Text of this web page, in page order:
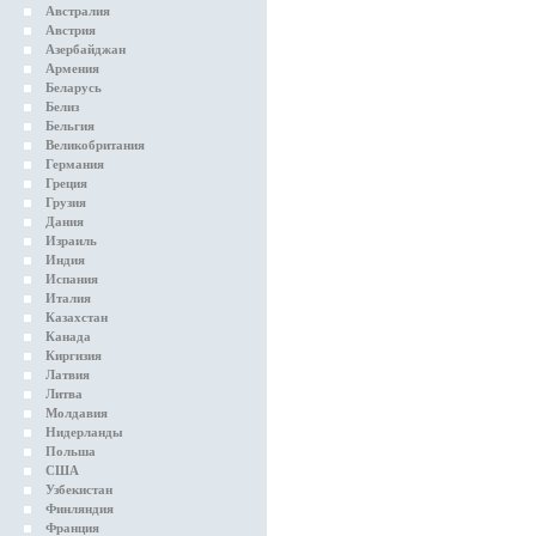
Австралия
Австрия
Азербайджан
Армения
Беларусь
Белиз
Бельгия
Великобритания
Германия
Греция
Грузия
Дания
Израиль
Индия
Испания
Италия
Казахстан
Канада
Киргизия
Латвия
Литва
Молдавия
Нидерланды
Польша
США
Узбекистан
Финляндия
Франция